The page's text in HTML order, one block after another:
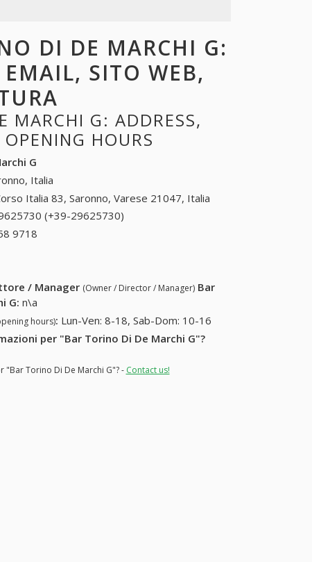
DI DE MARCHI G:
SITO WEB,
MARCHI G: ADDRESS,
HOURS
G
Italia
Italia 83, Saronno, Varese 21047, Italia
(+39-29625730)
9718
/ Manager (Owner / Director / Manager) Bar
G: n\a
hours): Lun-Ven: 8-18, Sab-Dom: 10-16
per "Bar Torino Di De Marchi G"?
Torino Di De Marchi G"? - Contact us!